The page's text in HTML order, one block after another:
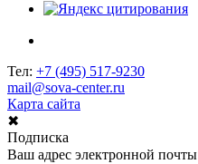
Тел: +7 (495) 517-9230
mail@sova-center.ru
Карта сайта
✖
Подписка
Ваш адрес электронной почты